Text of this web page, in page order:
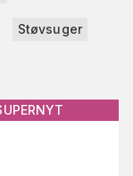
Støvsuger